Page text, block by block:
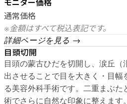
通常価格
※金額はすべて税込表記です。
詳細ページを見る →
目頭切開
目頭の蒙古ひだを切開し、涙丘（
出させることで目を大きく・目幅
る美容外科手術です。二重まぶた
術でさらに自然な印象に整えます。